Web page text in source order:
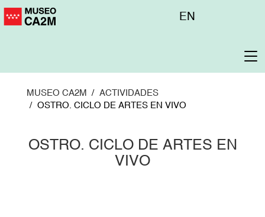
Pasar
Menú
EN
MUSEO CA2M
ACTIVIDADES
OSTRO. CICLO DE ARTES EN VIVO
OSTRO. CICLO DE ARTES EN
VIVO